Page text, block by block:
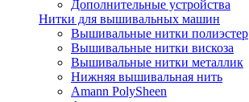
Дополнительные устройства
Нитки для вышивальных машин
Вышивальные нитки полиэстер
Вышивальные нитки вискоза
Вышивальные нитки металлик
Нижняя вышивальная нить
Amann PolySheen